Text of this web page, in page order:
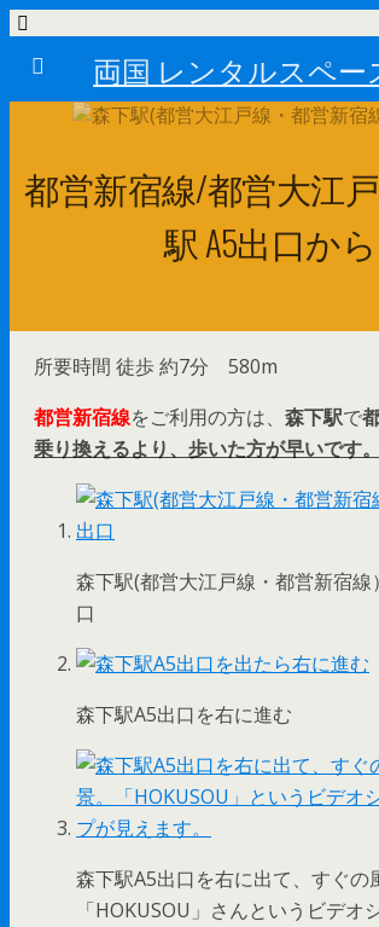
都営新宿線/都営大江
駅 A5出口から
所要時間 徒歩 約7分 580m
都営新宿線をご利用の方は、 森下駅で
乗り換えるより、歩いた方が早いです。
森下駅(都営大江戸線・都営新宿線
口
森下駅A5出口を右に進む
森下駅A5出口を右に出て、すぐの
「HOKUSOU」さんというビデオ